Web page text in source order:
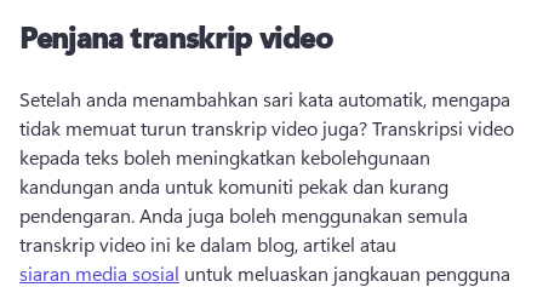
Penjana transkrip video
Setelah anda menambahkan sari kata automatik, mengapa
tidak memuat turun transkrip video juga? Transkripsi video
kepada teks boleh meningkatkan kebolehgunaan
kandungan anda untuk komuniti pekak dan kurang
pendengaran. Anda juga boleh menggunakan semula
transkrip video ini ke dalam blog, artikel atau
siaran media sosial untuk meluaskan jangkauan pengguna